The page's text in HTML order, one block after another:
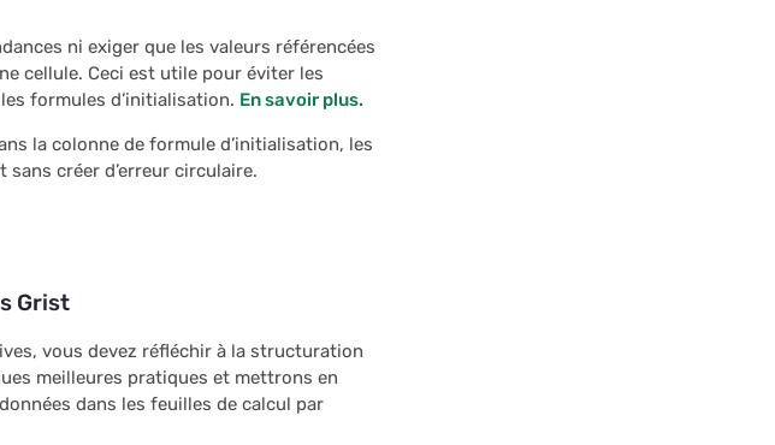
ni exiger que les valeurs référencées
cellule. Ceci est utile pour éviter les
formules d’initialisation. En savoir plus.
la colonne de formule d’initialisation, les
créer d’erreur circulaire.
Grist
vous devez réfléchir à la structuration
meilleures pratiques et mettrons en
dans les feuilles de calcul par